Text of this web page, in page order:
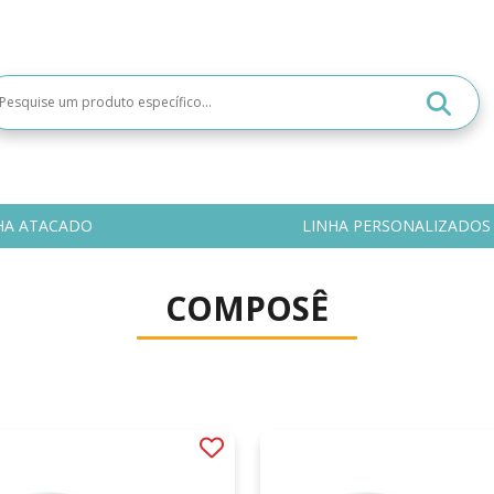
ATACADO LINHA PERSONALIZADOS
COMPOSÊ